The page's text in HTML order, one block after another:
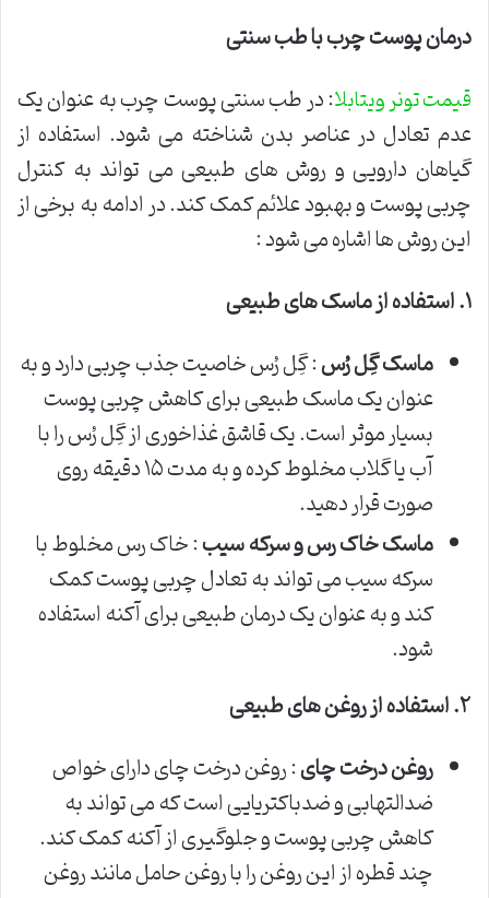
درمان پوست چرب با طب سنتی
قیمت تونر ویتابلا: در طب سنتی پوست چرب به عنوان یک
عدم تعادل در عناصر بدن شناخته می شود. استفاده از
گیاهان دارویی و روش های طبیعی می تواند به کنترل
چربی پوست و بهبود علائم کمک کند. در ادامه به برخی از
این روش ها اشاره می شود :
۱.استفاده از ماسک های طبیعی
ماسک گِل رُس: گِل رُس خاصیت جذب چربی دارد و به
عنوان یک ماسک طبیعی برای کاهش چربی پوست
بسیار موثر است. یک قاشق غذاخوری از گِل رُس را با
آب یا گلاب مخلوط کرده و به مدت ۱۵ دقیقه روی
صورت قرار دهید.
ماسک خاک رس و سرکه سیب: خاک رس مخلوط با
سرکه سیب می تواند به تعادل چربی پوست کمک
کند و به عنوان یک درمان طبیعی برای آکنه استفاده
شود.
۲.استفاده از روغن های طبیعی
روغن درخت چای: روغن درخت چای دارای خواص
ضدالتهابی و ضدباکتریایی است که می تواند به
کاهش چربی پوست و جلوگیری از آکنه کمک کند.
چند قطره از این روغن را با روغن حامل مانند روغن